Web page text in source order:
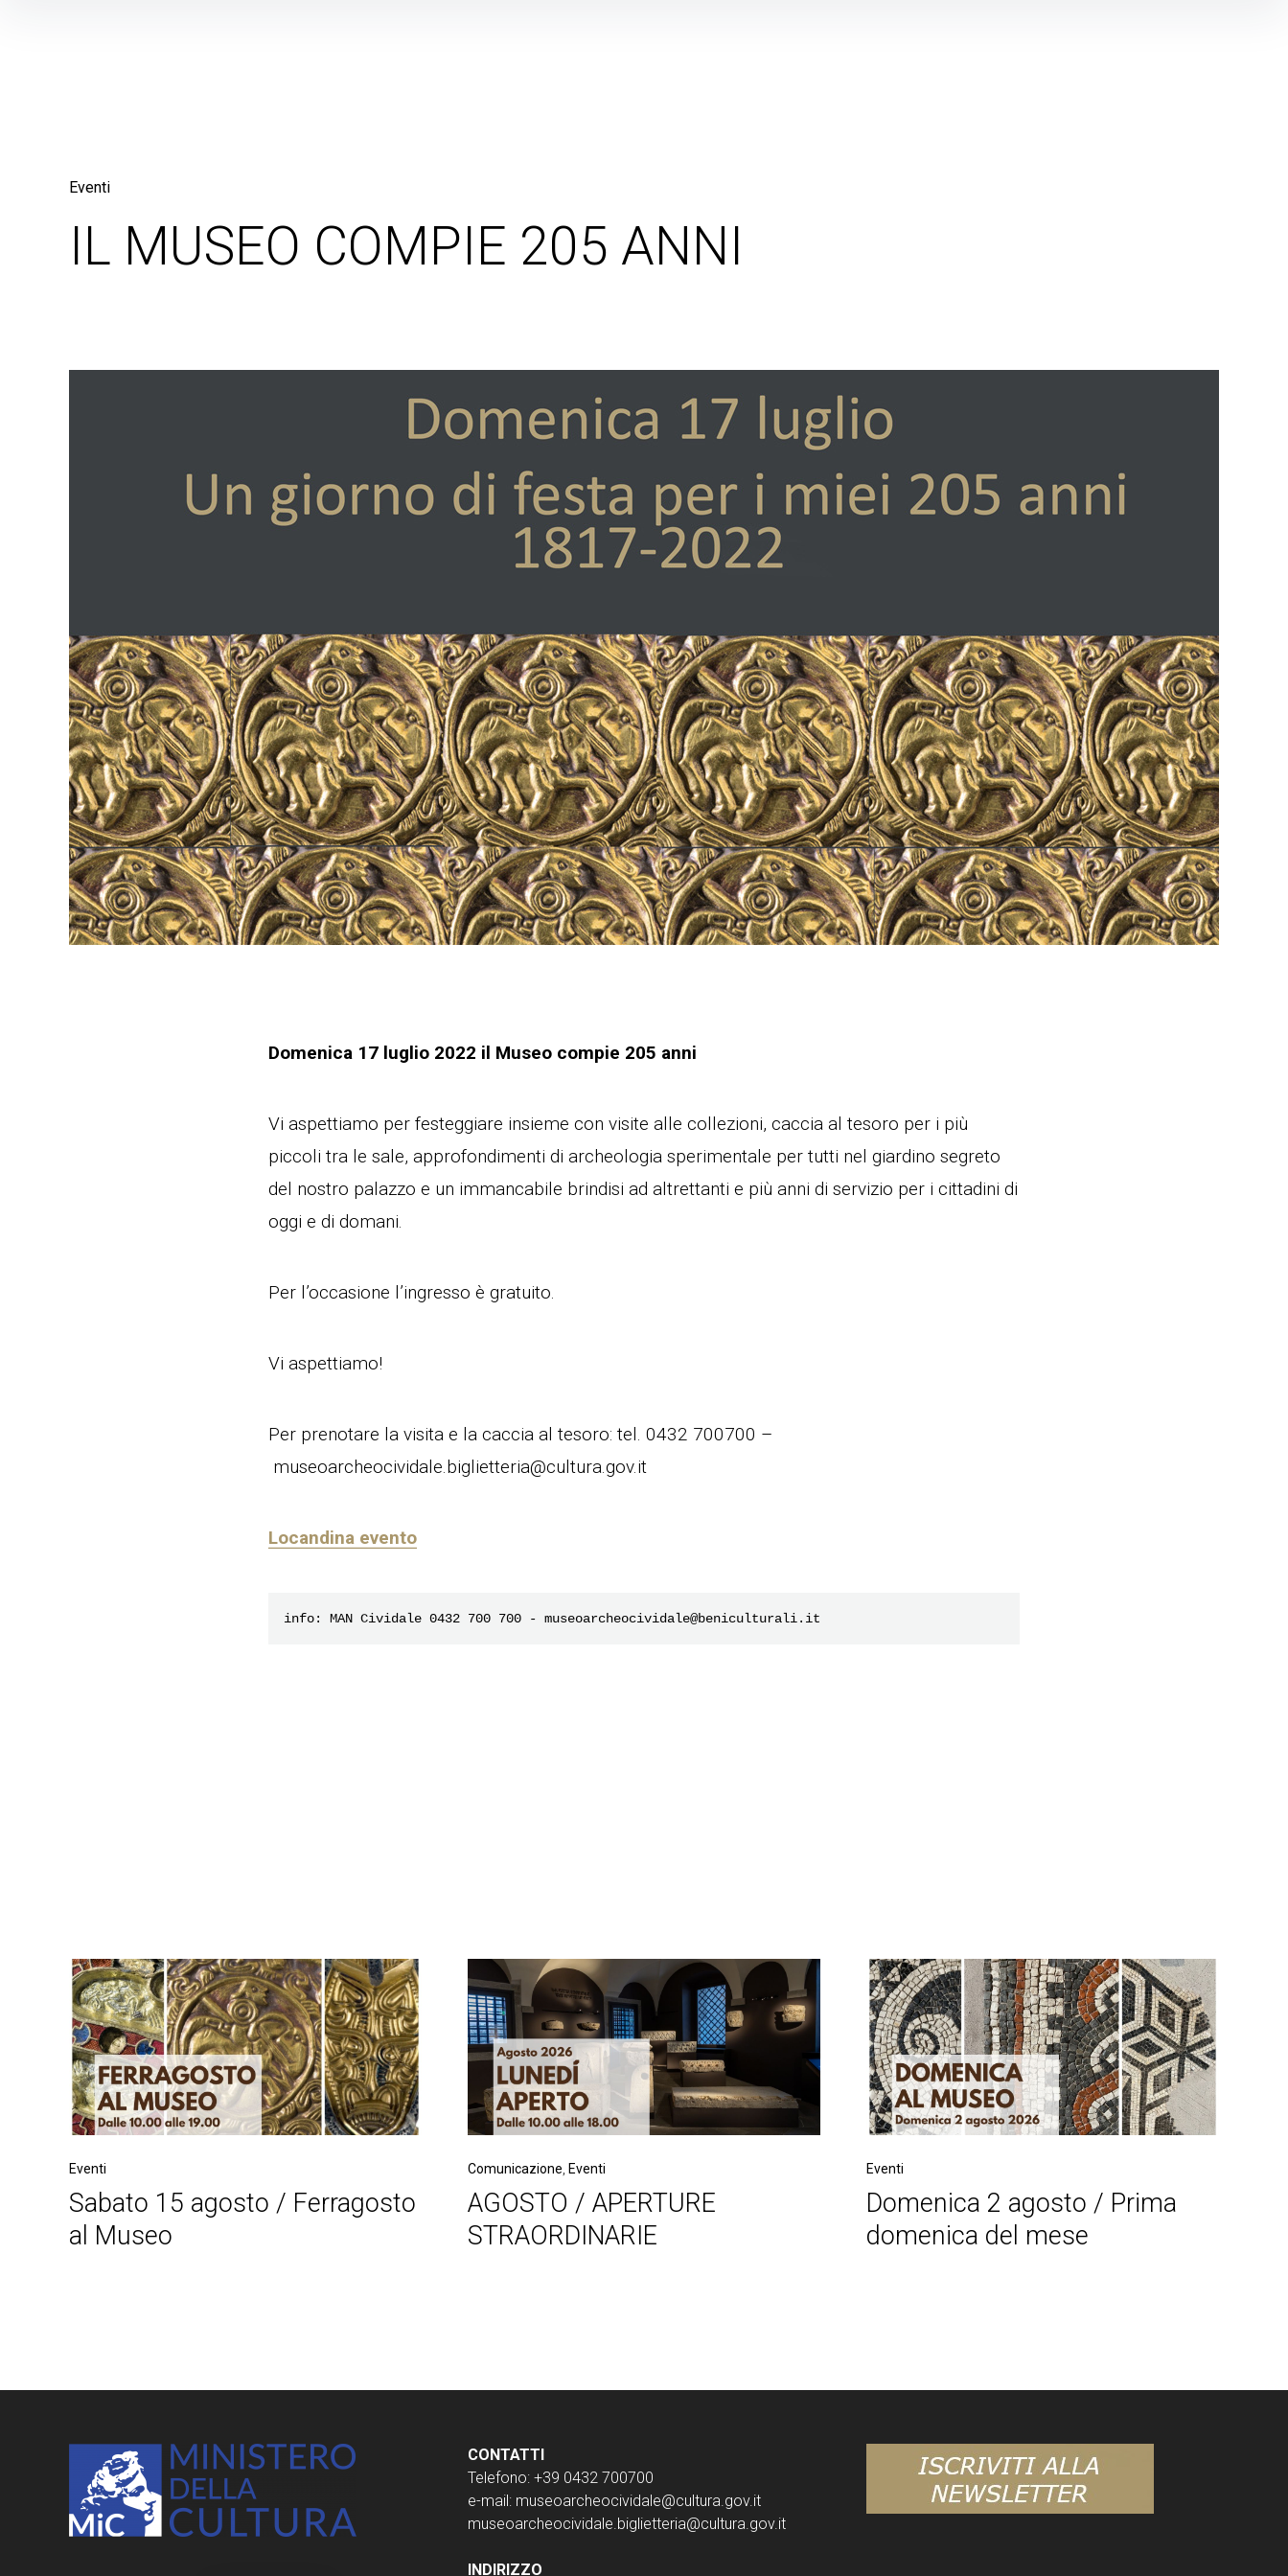
Eventi
IL MUSEO COMPIE 205 ANNI
Domenica 17 luglio 2022 il Museo compie 205 anni
Vi aspettiamo per festeggiare insieme con visite alle collezioni, caccia al tesoro per i più
piccoli tra le sale, approfondimenti di archeologia sperimentale per tutti nel giardino segreto
del nostro palazzo e un immancabile brindisi ad altrettanti e più anni di servizio per i cittadini di
oggi e di domani.
Per l’occasione l’ingresso è gratuito.
Vi aspettiamo!
Per prenotare la visita e la caccia al tesoro: tel. 0432 700700 –
museoarcheocividale.biglietteria@cultura.gov.it
Locandina evento
info: MAN Cividale 0432 700 700 - museoarcheocividale@beniculturali.it
Eventi
Sabato 15 agosto / Ferragosto
al Museo
Comunicazione Eventi
AGOSTO / APERTURE
STRAORDINARIE
Eventi
Domenica 2 agosto / Prima
domenica del mese
navigation
CONTATTI
Telefono: +39 0432 700700
e-mail: museoarcheocividale@cultura.gov.it
museoarcheocividale.biglietteria@cultura.gov.it
INDIRIZZO